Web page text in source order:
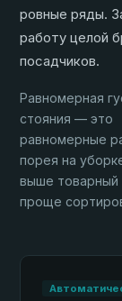
ровные ряды.
работу целой
посадчиков.
Равномерная
стояния — это
равномерные
порея на
выше товарный
проще